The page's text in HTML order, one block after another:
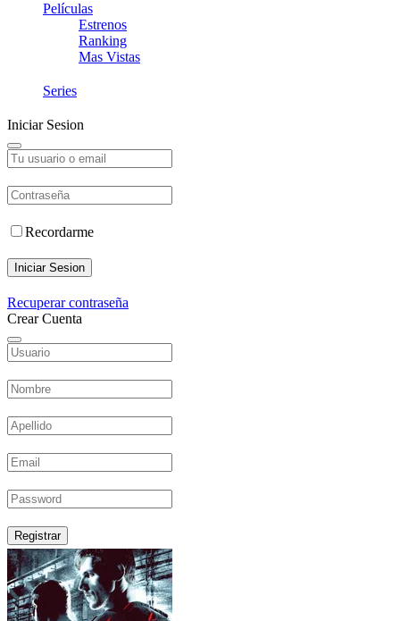
Películas
Estrenos
Ranking
Mas Vistas
Series
Iniciar Sesion
Recordarme
Iniciar Sesion
Recuperar contraseña
Crear Cuenta
Registrar